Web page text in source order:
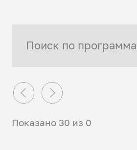
Показано 30 из 0